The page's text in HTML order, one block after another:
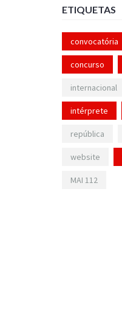
ETIQUETAS
convocatória
concurso
internacional
intérprete
república
website
MAI 112